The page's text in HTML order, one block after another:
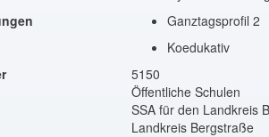
Ganztagsprofil 2
Koedukativ
5150
Öffentliche Schulen
SSA für den Landkreis
Landkreis Bergstraße